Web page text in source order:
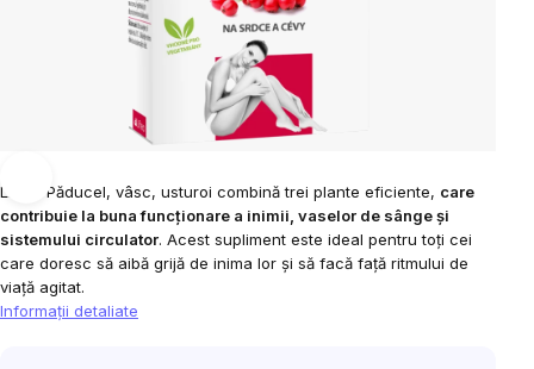
Liftea Păducel, vâsc, usturoi combină trei plante eficiente, care
contribuie la buna funcționare a inimii, vaselor de sânge și
sistemului circulator. Acest supliment este ideal pentru toți cei
care doresc să aibă grijă de inima lor și să facă față ritmului de
viață agitat.
Informaţii detaliate